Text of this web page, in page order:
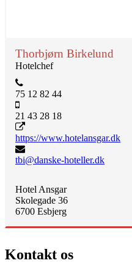
Thorbjørn Birkelund
Hotelchef
75 12 82 44
21 43 28 18
https://www.hotelansgar.dk
tbi@danske-hoteller.dk
Hotel Ansgar
Skolegade 36
6700 Esbjerg
Kontakt os